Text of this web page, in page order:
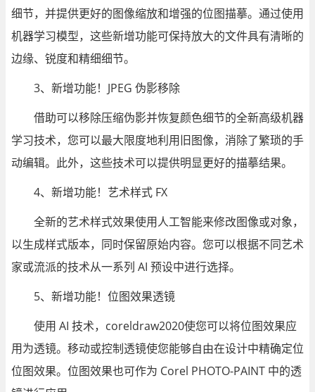
细节，并提供更好的图像缩放和增强的位图描摹。通过使用
机器学习模型，这些新增功能可保持放大的文件具有清晰的
边缘、锐度和精细细节。
3、新增功能！JPEG 伪影移除
借助可以移除压缩伪影并恢复颜色细节的全新高级机器
学习技术，您可以最大限度地利用旧图像，消除了繁琐的手
动编辑。此外，这些技术可以提供明显更好的描摹结果。
4、新增功能！艺术样式 FX
全新的艺术样式效果使用人工智能来修改图像或对象，
以生成样式版本，同时保留原始内容。您可以根据不同艺术
家或流派的技术从一系列 AI 预设中进行选择。
5、新增功能！位图效果透镜
使用 AI 技术，coreldraw2020使您可以将位图效果应
用为透镜。移动或控制透镜使您能够自由在设计中精确定位
位图效果。位图效果也可作为 Corel PHOTO-PAINT 中的透